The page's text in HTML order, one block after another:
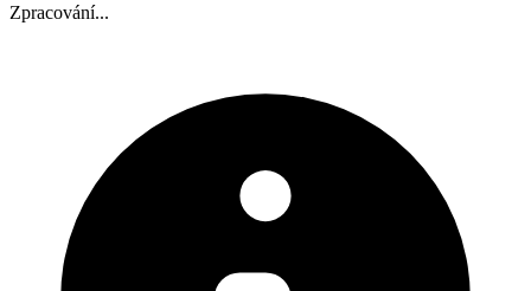
Zpracování...